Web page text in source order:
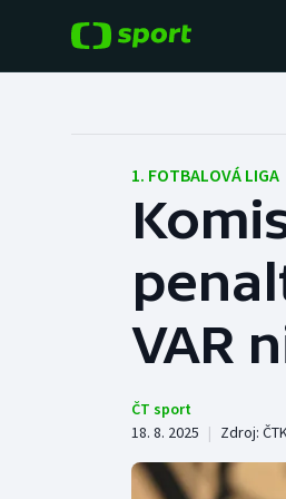
Hokej
Tenis
Atletika
1. FOTBALOVÁ LIGA
VAR
ČT sport
18. 8. 2025 | Zdroj: